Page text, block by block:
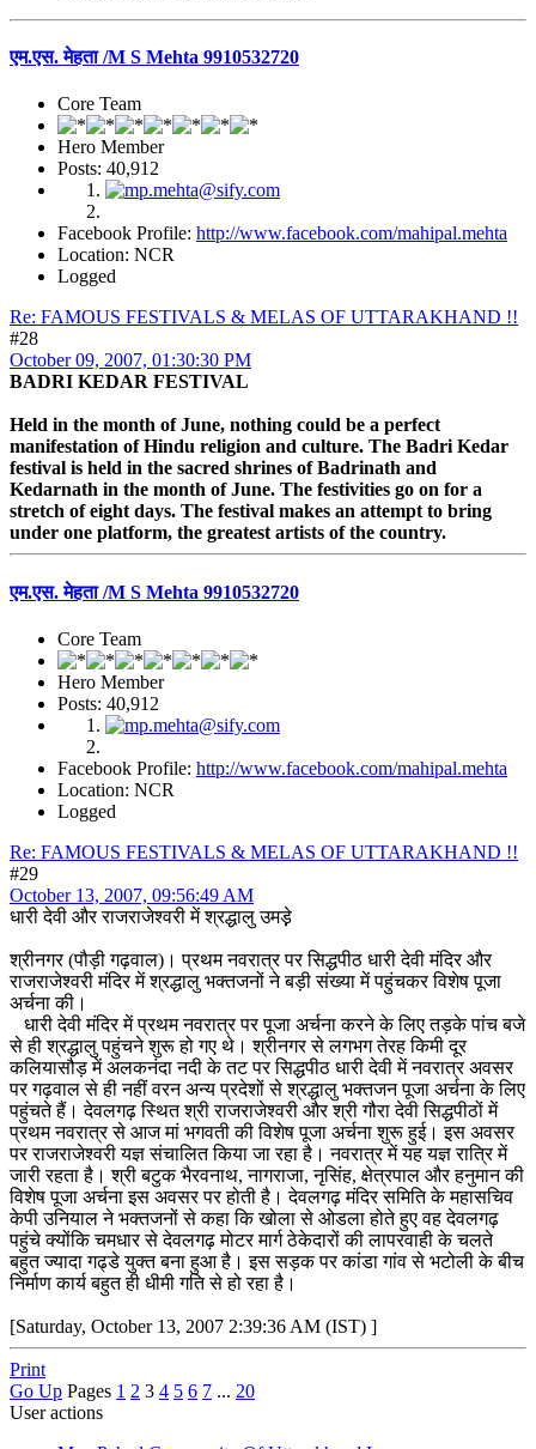
एम.एस. मेहता /M S Mehta 9910532720
Core Team
Hero Member
Posts: 40,912
Facebook Profile: http://www.facebook.com/mahipal.mehta
Location: NCR
Logged
Re: FAMOUS FESTIVALS & MELAS OF UTTARAKHAND !!
#28
October 09, 2007, 01:30:30 PM
BADRI KEDAR FESTIVAL
Held in the month of June, nothing could be a perfect
manifestation of Hindu religion and culture. The Badri Kedar
festival is held in the sacred shrines of Badrinath and
Kedarnath in the month of June. The festivities go on for a
stretch of eight days. The festival makes an attempt to bring
under one platform, the greatest artists of the country.
एम.एस. मेहता /M S Mehta 9910532720
Core Team
Hero Member
Posts: 40,912
Facebook Profile: http://www.facebook.com/mahipal.mehta
Location: NCR
Logged
Re: FAMOUS FESTIVALS & MELAS OF UTTARAKHAND !!
#29
October 13, 2007, 09:56:49 AM
धारी देवी और राजराजेश्वरी में श्रद्धालु उमड़े़
श्रीनगर (पौड़ी गढ़वाल)। प्रथम नवरात्र पर सिद्धपीठ धारी देवी मंदिर और
राजराजेश्वरी मंदिर में श्रद्धालु भक्तजनों ने बड़ी संख्या में पहुंचकर विशेष पूजा
अर्चना की।
धारी देवी मंदिर में प्रथम नवरात्र पर पूजा अर्चना करने के लिए तड़के पांच बजे
से ही श्रद्धालु पहुंचने शुरू हो गए थे। श्रीनगर से लगभग तेरह किमी दूर
कलियासौड़ में अलकनंदा नदी के तट पर सिद्धपीठ धारी देवी में नवरात्र अवसर
पर गढ़वाल से ही नहीं वरन अन्य प्रदेशों से श्रद्धालु भक्तजन पूजा अर्चना के लिए
पहुंचते हैं। देवलगढ़ स्थित श्री राजराजेश्वरी और श्री गौरा देवी सिद्धपीठों में
प्रथम नवरात्र से आज मां भगवती की विशेष पूजा अर्चना शुरू हुई। इस अवसर
पर राजराजेश्वरी यज्ञ संचालित किया जा रहा है। नवरात्र में यह यज्ञ रात्रि में
जारी रहता है। श्री बटुक भैरवनाथ, नागराजा, नृसिंह, क्षेत्रपाल और हनुमान की
विशेष पूजा अर्चना इस अवसर पर होती है। देवलगढ़ मंदिर समिति के महासचिव
केपी उनियाल ने भक्तजनों से कहा कि खोला से ओडला होते हुए वह देवलगढ़
पहुंचे क्योंकि चमधार से देवलगढ़ मोटर मार्ग ठेकेदारों की लापरवाही के चलते
बहुत ज्यादा गढ्डे युक्त बना हुआ है। इस सड़क पर कांडा गांव से भटोली के बीच
निर्माण कार्य बहुत ही धीमी गति से हो रहा है।
[Saturday, October 13, 2007 2:39:36 AM (IST) ]
Print
Go Up Pages 1 2 3 4 5 6 7 ... 20
User actions